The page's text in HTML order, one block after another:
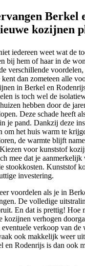
Berkel
kozijnen
iedereen weet wat de
bij hem of haar in de
verschillende
dan zometeen alle
in Berkel en
is toch wel de
hebben door de
Deze schade heeft
je pand. Dankzij deze
om het huis warm te
de warmte blijft
voor kunststof
mee dat je
stookkosten. Kunststof
investering.
voordelen als je in
De volledige
En dat is prettig! Hoe
kozijnen verhogen
verkoop van de
ook makkelijk weer
en Rodenrijs is dan ook